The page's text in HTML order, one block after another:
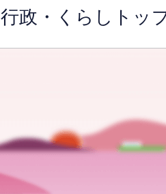
行政・くらしトッ